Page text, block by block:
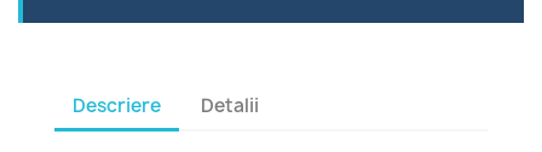
Descriere Detalii